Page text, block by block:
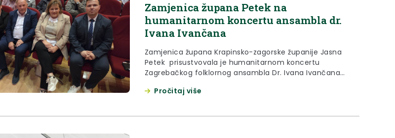
Zamjenica župana Petek na
humanitarnom koncertu ansambla dr.
Ivana Ivančana
Zamjenica župana Krapinsko-zagorske županije Jasna
Petek prisustvovala je humanitarnom koncertu
Zagrebačkog folklornog ansambla Dr. Ivana Ivančana
protiv raka Hrvatsko zagorje održan 17. svibanj 2026.
krenula sa svojim radom, organizacijom humanitarnog
Pročitaj više